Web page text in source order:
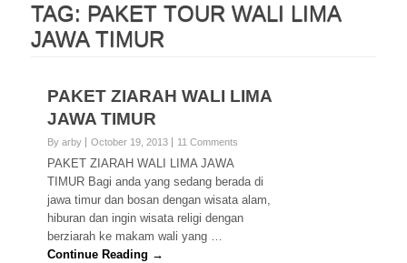
TAG: PAKET TOUR WALI LIMA
JAWA TIMUR
PAKET ZIARAH WALI LIMA
JAWA TIMUR
By arby October 19, 2013 11 Comments
PAKET ZIARAH WALI LIMA JAWA
TIMUR Bagi anda yang sedang berada di
jawa timur dan bosan dengan wisata alam,
hiburan dan ingin wisata religi dengan
berziarah ke makam wali yang …
Continue Reading →